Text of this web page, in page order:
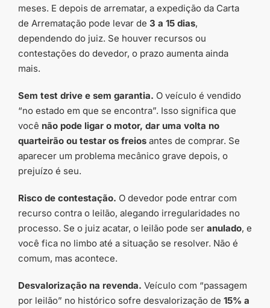
meses. E depois de arrematar, a expedição da Carta
de Arrematação pode levar de 3 a 15 dias,
dependendo do juiz. Se houver recursos ou
contestações do devedor, o prazo aumenta ainda
mais.
Sem test drive e sem garantia. O veículo é vendido
“no estado em que se encontra”. Isso significa que
você não pode ligar o motor, dar uma volta no
quarteirão ou testar os freios antes de comprar. Se
aparecer um problema mecânico grave depois, o
prejuízo é seu.
Risco de contestação. O devedor pode entrar com
recurso contra o leilão, alegando irregularidades no
processo. Se o juiz acatar, o leilão pode ser anulado, e
você fica no limbo até a situação se resolver. Não é
comum, mas acontece.
Desvalorização na revenda. Veículo com “passagem
por leilão” no histórico sofre desvalorização de 15% a